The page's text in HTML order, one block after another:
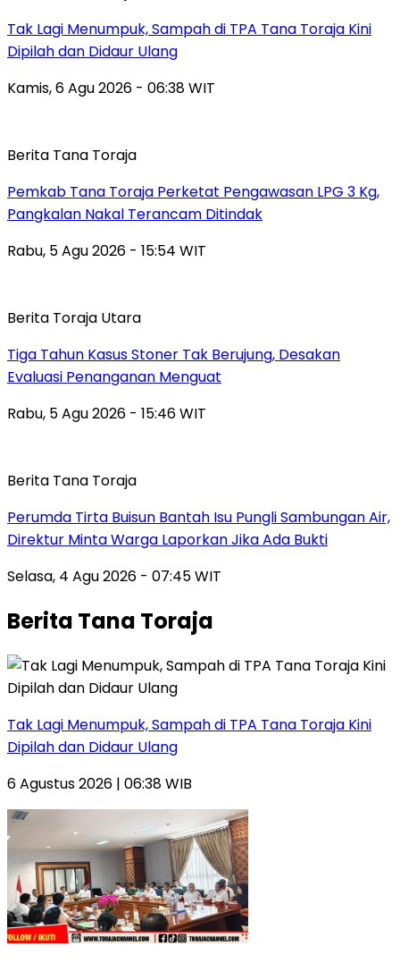
Tak Lagi Menumpuk, Sampah di TPA Tana Toraja Kini
Dipilah dan Didaur Ulang
Kamis, 6 Agu 2026 - 06:38 WIT
Berita Tana Toraja
Pemkab Tana Toraja Perketat Pengawasan LPG 3 Kg,
Pangkalan Nakal Terancam Ditindak
Rabu, 5 Agu 2026 - 15:54 WIT
Berita Toraja Utara
Tiga Tahun Kasus Stoner Tak Berujung, Desakan
Evaluasi Penanganan Menguat
Rabu, 5 Agu 2026 - 15:46 WIT
Berita Tana Toraja
Perumda Tirta Buisun Bantah Isu Pungli Sambungan Air,
Direktur Minta Warga Laporkan Jika Ada Bukti
Selasa, 4 Agu 2026 - 07:45 WIT
Berita Tana Toraja
Tak Lagi Menumpuk, Sampah di TPA Tana Toraja Kini
Dipilah dan Didaur Ulang
6 Agustus 2026 | 06:38 WIB